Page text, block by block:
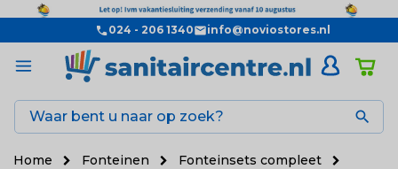
024 - 206 1340 info@noviostores.nl

Home Fonteinen
Fonteinsets compleet